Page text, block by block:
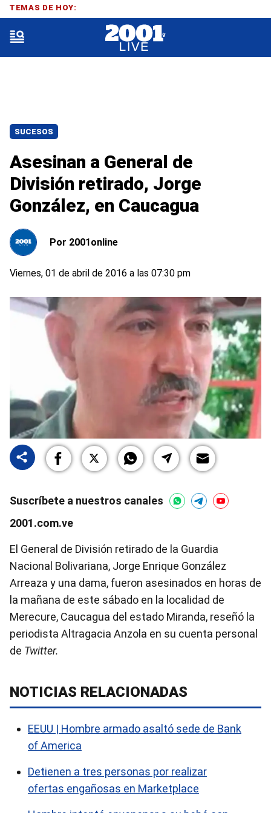
SUCESOS
Asesinan a General de
División retirado, Jorge
González, en Caucagua
Por 2001online
Viernes, 01 de abril de 2016 a las 07:30 pm
Suscríbete a nuestros canales
2001.com.ve
El General de División retirado de la Guardia
Nacional Bolivariana, Jorge Enrique González
Arreaza y una dama, fueron asesinados en horas de
la mañana de este sábado en la localidad de
Merecure, Caucagua del estado Miranda, reseñó la
periodista Altragacia Anzola en su cuenta personal
de Twitter.
NOTICIAS RELACIONADAS
EEUU | Hombre armado asaltó sede de Bank
of America
Detienen a tres personas por realizar
ofertas engañosas en Marketplace
TEMAS DE HOY: